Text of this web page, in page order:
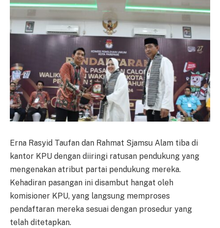
Erna Rasyid Taufan dan Rahmat Sjamsu Alam tiba di
kantor KPU dengan diiringi ratusan pendukung yang
mengenakan atribut partai pendukung mereka.
Kehadiran pasangan ini disambut hangat oleh
komisioner KPU, yang langsung memproses
pendaftaran mereka sesuai dengan prosedur yang
telah ditetapkan.